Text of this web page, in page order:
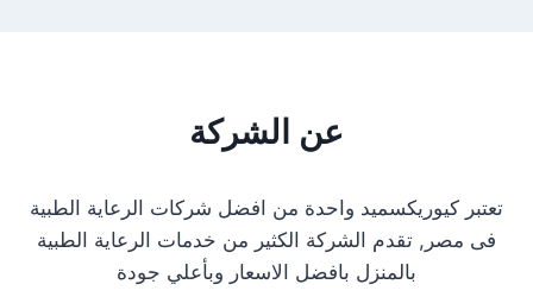
عن الشركة
تعتبر كيوريكسميد واحدة من افضل شركات الرعاية الطبية
فى مصر, تقدم الشركة الكثير من خدمات الرعاية الطبية
بالمنزل بافضل الاسعار وبأعلي جودة